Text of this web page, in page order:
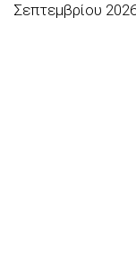
Σεπτεμβρίου